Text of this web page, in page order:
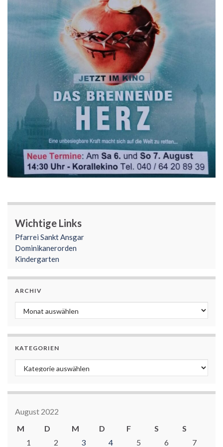
Wichtige Links
Pfarrei Sankt Ansgar
Dominikanerorden
Kindergarten
ARCHIV
Archiv
KATEGORIEN
Kategorien
August 2022
M
D M D F S
S
1
2 3 4 5 6 7